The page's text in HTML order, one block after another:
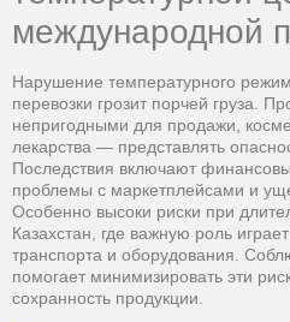
международной
Нарушение температурного
перевозки грозит порчей груза.
непригодными для продажи,
лекарства — представлять
Последствия включают
проблемы с маркетплейсами и
Особенно высоки риски при
Казахстан, где важную роль
транспорта и оборудования.
помогает минимизировать эти
сохранность продукции.